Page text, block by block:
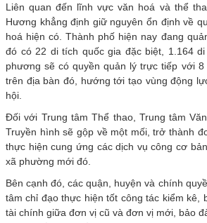
Liên quan đến lĩnh vực văn hoá và thể
Hương khẳng định giữ nguyên ổn định về
hoá hiện có. Thành phố hiện nay đang
đó có 22 di tích quốc gia đặc biệt, 1.164
phương sẽ có quyền quản lý trực tiếp với
trên địa bàn đó, hướng tới tạo vùng động
hội.
Đối với Trung tâm Thể thao, Trung tâm
Truyền hình sẽ gộp về một mối, trở thành
thực hiện cung ứng các dịch vụ công cơ
xã phường mới đó.
Bên cạnh đó, các quận, huyện và chính
tâm chỉ đạo thực hiện tốt công tác kiểm kê,
tài chính giữa đơn vị cũ và đơn vị mới, bảo